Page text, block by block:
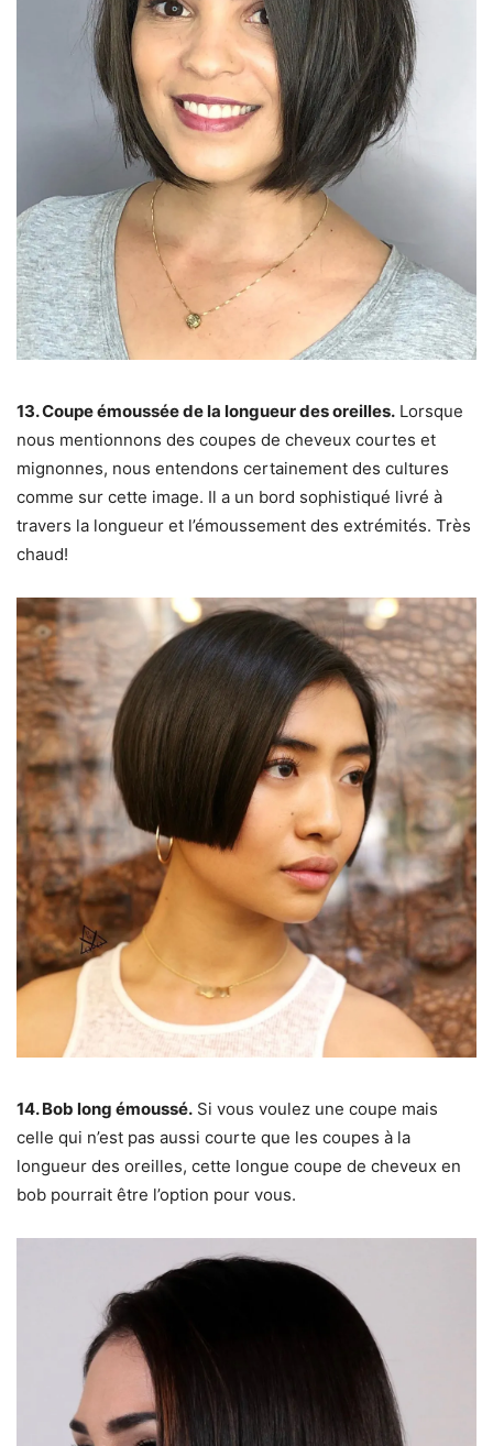
13. Coupe émoussée de la longueur des oreilles. Lorsque
nous mentionnons des coupes de cheveux courtes et
mignonnes, nous entendons certainement des cultures
comme sur cette image. Il a un bord sophistiqué livré à
travers la longueur et l’émoussement des extrémités. Très
chaud!
14. Bob long émoussé. Si vous voulez une coupe mais
celle qui n’est pas aussi courte que les coupes à la
longueur des oreilles, cette longue coupe de cheveux en
bob pourrait être l’option pour vous.